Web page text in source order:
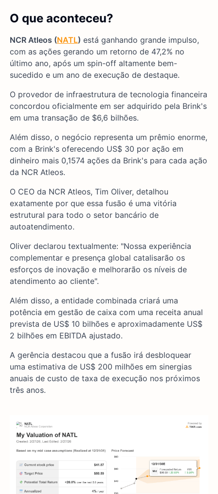
O que aconteceu?
NCR Atleos (NATL) está ganhando grande impulso,
com as ações gerando um retorno de 47,2% no
último ano, após um spin-off altamente bem-
sucedido e um ano de execução de destaque.
O provedor de infraestrutura de tecnologia financeira
concordou oficialmente em ser adquirido pela Brink's
em uma transação de $6,6 bilhões.
Além disso, o negócio representa um prêmio enorme,
com a Brink's oferecendo US$ 30 por ação em
dinheiro mais 0,1574 ações da Brink's para cada ação
da NCR Atleos.
O CEO da NCR Atleos, Tim Oliver, detalhou
exatamente por que essa fusão é uma vitória
estrutural para todo o setor bancário de
autoatendimento.
Oliver declarou textualmente: "Nossa experiência
complementar e presença global catalisarão os
esforços de inovação e melhorarão os níveis de
atendimento ao cliente".
Além disso, a entidade combinada criará uma
potência em gestão de caixa com uma receita anual
prevista de US$ 10 bilhões e aproximadamente US$
2 bilhões em EBITDA ajustado.
A gerência destacou que a fusão irá desbloquear
uma estimativa de US$ 200 milhões em sinergias
anuais de custo de taxa de execução nos próximos
três anos.